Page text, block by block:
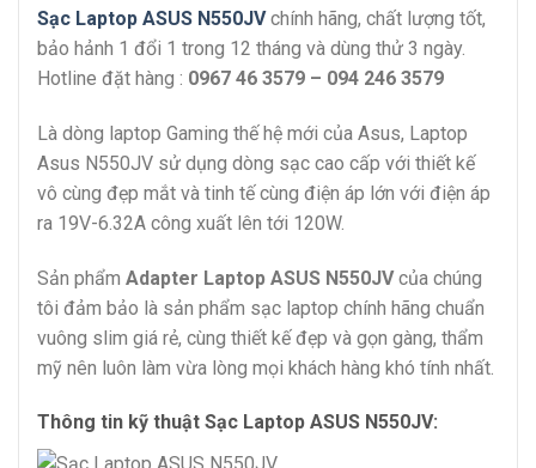
Sạc Laptop ASUS N550JVchính hãng, chất lượng tốt,
bảo hảnh 1 đổi 1 trong 12 tháng và dùng thử 3 ngày.
Hotline đặt hàng : 0967 46 3579 – 094 246 3579
Là dòng laptop Gaming thế hệ mới của Asus, Laptop
Asus N550JV sử dụng dòng sạc cao cấp với thiết kế
vô cùng đẹp mắt và tinh tế cùng điện áp lớn với điện áp
ra 19V-6.32A công xuất lên tới 120W.
Sản phẩm Adapter Laptop ASUS N550JVcủa chúng
tôi đảm bảo là sản phẩm sạc laptop chính hãng chuẩn
vuông slim giá rẻ, cùng thiết kế đẹp và gọn gàng, thẩm
mỹ nên luôn làm vừa lòng mọi khách hàng khó tính nhất.
Thông tin kỹ thuật Sạc Laptop ASUS N550JV: